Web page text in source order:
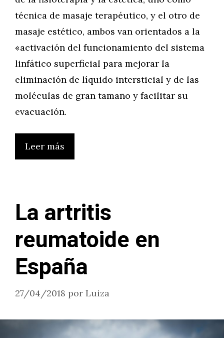
técnica de masaje terapéutico, y el otro de
masaje estético, ambos van orientados a la
«activación del funcionamiento del sistema
linfático superficial para mejorar la
eliminación de líquido intersticial y de las
moléculas de gran tamaño y facilitar su
evacuación.
Leer más
La artritis
reumatoide en
España
27/04/2018 por Luiza